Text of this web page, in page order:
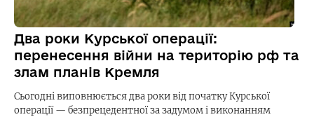
Два роки Курської операції:
перенесення війни на територію рф та
злам планів Кремля
Сьогодні виповнюється два роки від початку Курської
операції — безпрецедентної за задумом і виконанням